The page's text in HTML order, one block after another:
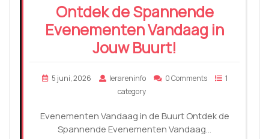
Ontdek de Spannende
Evenementen Vandaag in
Jouw Buurt!
5 juni, 2026 lerareninfo 0 Comments
1
category
Evenementen Vandaag in de Buurt Ontdek de
Spannende Evenementen Vandaag…